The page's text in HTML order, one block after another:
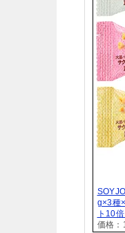
g×3種
ト10
価格